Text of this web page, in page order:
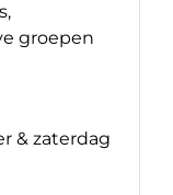
groepen
& zaterdag